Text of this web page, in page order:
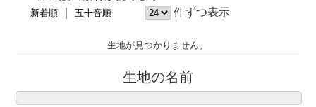
新着順 五十音順 件ずつ表示
生地が見つかりません。
生地の名前